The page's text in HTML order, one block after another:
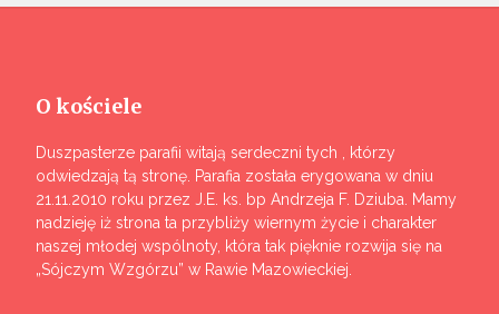
O kościele
Duszpasterze parafii witają serdeczni tych , którzy
odwiedzają tą stronę. Parafia została erygowana w dniu
21.11.2010 roku przez J.E. ks. bp Andrzeja F. Dziuba. Mamy
nadzieję iż strona ta przybliży wiernym życie i charakter
naszej młodej wspólnoty, która tak pięknie rozwija się na
„Sójczym Wzgórzu” w Rawie Mazowieckiej.